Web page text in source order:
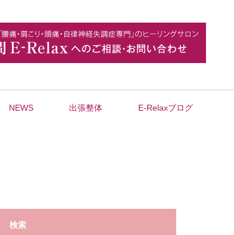
NEWS 出張整体 E-Relaxブログ
検索